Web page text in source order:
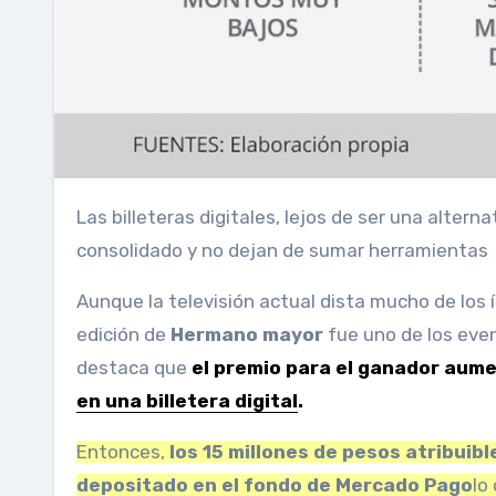
Las billeteras digitales, lejos de ser una alternativa temporal a las limitaciones de la pandemia, se han
consolidado y no dejan de sumar herramientas
Aunque la televisión actual dista mucho de los índices de audiencia alcanzados en décadas anteriores, la nueva
edición de Hermano mayor fue uno de los
destaca que el premio para el ganador
en una billetera digital.
Entonces, los 15 millones de pesos
depositado en el fondo de Mercado Pagolo